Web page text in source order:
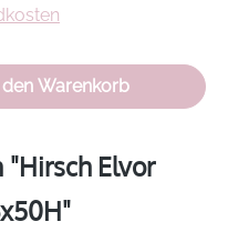
gewünschten
den Warenkorb
Elvor